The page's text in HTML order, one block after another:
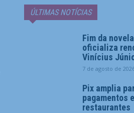
ÚLTIMAS NOTÍCIAS
Fim da
oficializa
Vinícius
7 de agosto de
Pix amplia
pagamentos
restaurantes